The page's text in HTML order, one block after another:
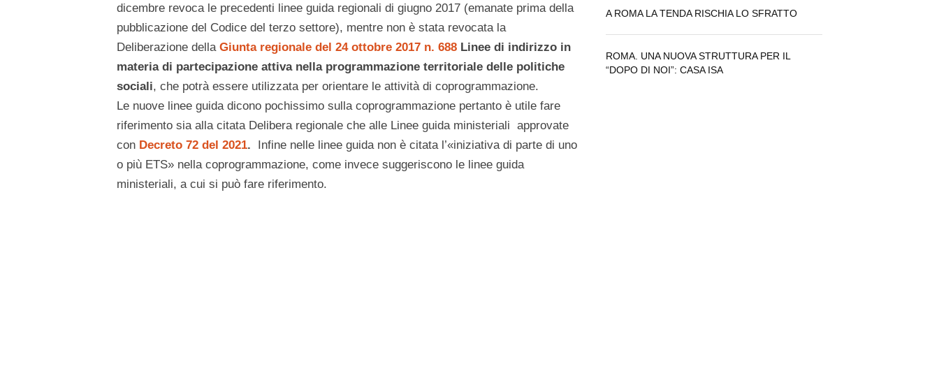
dicembre revoca le precedenti linee guida regionali di giugno 2017 (emanate prima della
pubblicazione del Codice del terzo settore), mentre non è stata revocata la
Deliberazione della Giunta regionale del 24 ottobre 2017 n. 688 Linee di indirizzo in
materia di partecipazione attiva nella programmazione territoriale delle politiche
sociali, che potrà essere utilizzata per orientare le attività di coprogrammazione.
Le nuove linee guida dicono pochissimo sulla coprogrammazione pertanto è utile fare
riferimento sia alla citata Delibera regionale che alle Linee guida ministeriali approvate
con Decreto 72 del 2021. Infine nelle linee guida non è citata l’«iniziativa di parte di uno
o più ETS» nella coprogrammazione, come invece suggeriscono le linee guida
ministeriali, a cui si può fare riferimento.
A ROMA LA TENDA RISCHIA LO SFRATTO
ROMA. UNA NUOVA STRUTTURA PER IL
“DOPO DI NOI”: CASA ISA